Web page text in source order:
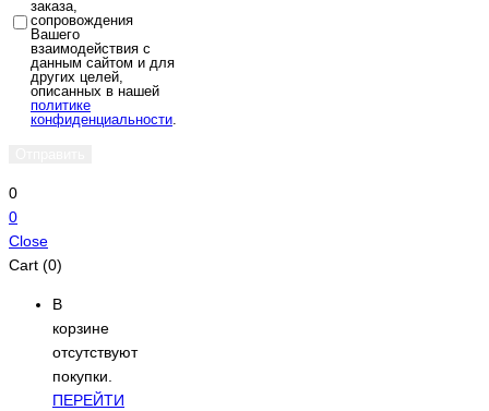
заказа,
сопровождения
Вашего
взаимодействия с
данным сайтом и для
других целей,
описанных в нашей
политике
конфиденциальности.
0
0
Close
Cart (0)
В
корзине
отсутствуют
покупки.
ПЕРЕЙТИ